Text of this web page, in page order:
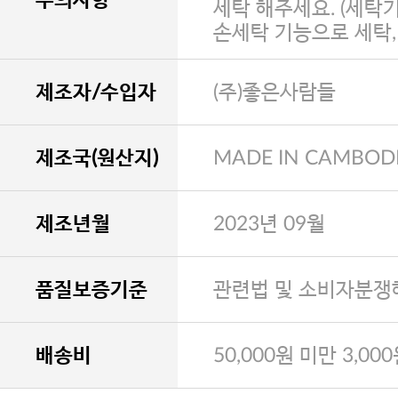
세탁 해주세요. (세탁
손세탁 기능으로 세탁
제조자/수입자 (주)좋은사람들
제조국(원산지) MADE IN
제조년월 2023년 09월
품질보증기준 관련법 및 소비자분
배송비 50,000원 미만 3,000